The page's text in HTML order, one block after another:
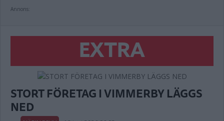
Annons:
EXTRA
STORT FÖRETAG I VIMMERBY LÄGGS
NED